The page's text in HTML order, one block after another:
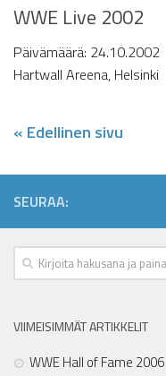
WWE Live 2002
Päivämäärä: 24.10.2002
Hartwall Areena, Helsinki
« Edellinen sivu
SEURAA:
VIIMEISIMMÄT ARTIKKELIT
WWE Hall of Fame 2006